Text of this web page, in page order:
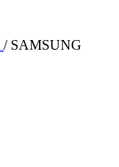
/ SAMSUNG